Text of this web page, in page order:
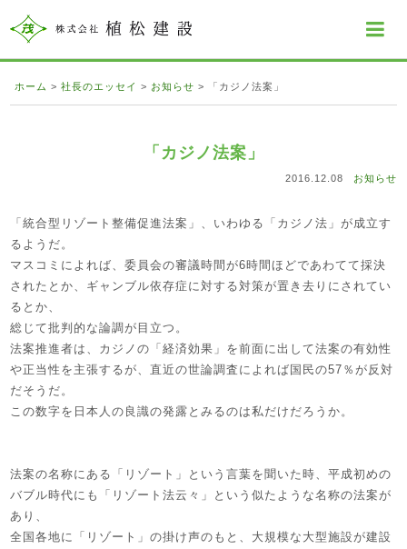
ホーム >社長のエッセイ > お知らせ > 「カジノ法案」
「カジノ法案」
2016.12.08 お知らせ
「統合型リゾート整備促進法案」、いわゆる「カジノ法」が成立す
るようだ。
マスコミによれば、委員会の審議時間が6時間ほどであわてて採決
されたとか、ギャンブル依存症に対する対策が置き去りにされてい
るとか、
総じて批判的な論調が目立つ。
法案推進者は、カジノの「経済効果」を前面に出して法案の有効性
や正当性を主張するが、直近の世論調査によれば国民の57％が反対
だそうだ。
この数字を日本人の良識の発露とみるのは私だけだろうか。
法案の名称にある「リゾート」という言葉を聞いた時、平成初めの
バブル時代にも「リゾート法云々」という似たような名称の法案が
あり、
全国各地に「リゾート」の掛け声のもと、大規模な大型施設が建設